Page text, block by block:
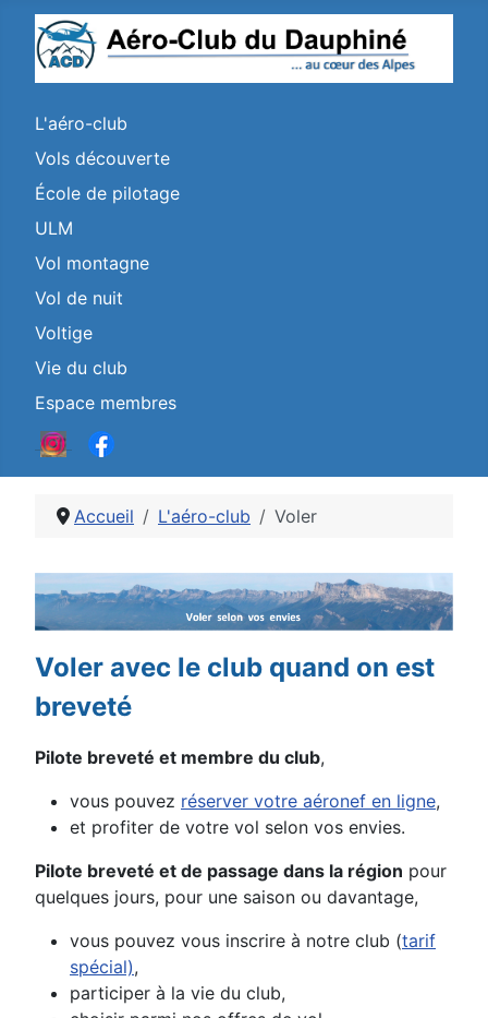
L'aéro-club
Vols découverte
École de pilotage
ULM
Vol montagne
Vol de nuit
Voltige
Vie du club
Espace membres
Accueil L'aéro-club Voler
Détails
Voler avec le club quand on est
breveté
Pilote breveté et membre du club,
vous pouvez réserver votre aéronef en ligne,
et profiter de votre vol selon vos envies.
Pilote breveté et de passage dans la région pour
quelques jours, pour une saison ou davantage,
vous pouvez vous inscrire à notre club (tarif
spécial),
participer à la vie du club,